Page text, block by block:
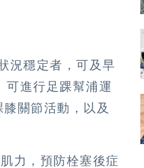
況穩定者，可及早
可進行足踝幫浦運
關節活動，以及
力，預防栓塞後症